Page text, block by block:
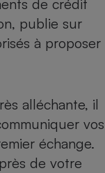
de crédit
publie sur
à proposer
alléchante, il
vos
échange.
de votre